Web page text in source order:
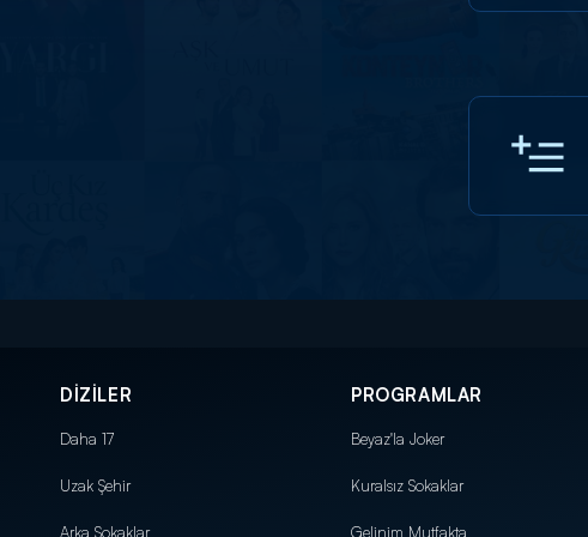
DİZİLER
Daha 17
Uzak Şehir
Arka Sokaklar
PROGRAMLAR
Beyaz'la Joker
Kuralsız Sokaklar
Gelinim Mutfakta